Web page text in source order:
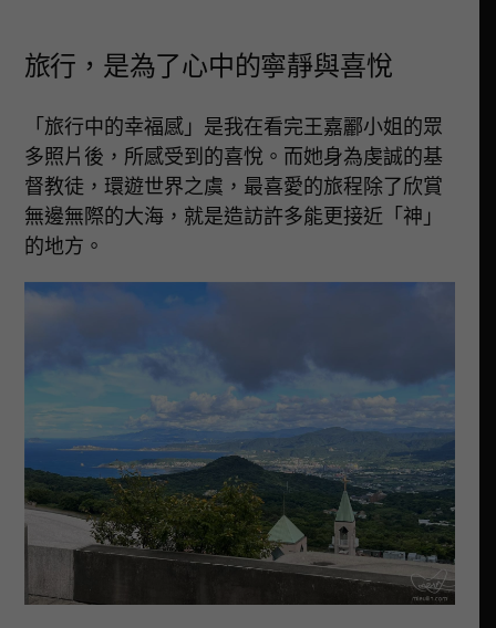
旅行，是為了心中的寧靜與喜悅
「旅行中的幸福感」是我在看完王嘉酈小姐的眾
多照片後，所感受到的喜悅。而她身為虔誠的基
督教徒，環遊世界之虞，最喜愛的旅程除了欣賞
無邊無際的大海，就是造訪許多能更接近「神」
的地方。